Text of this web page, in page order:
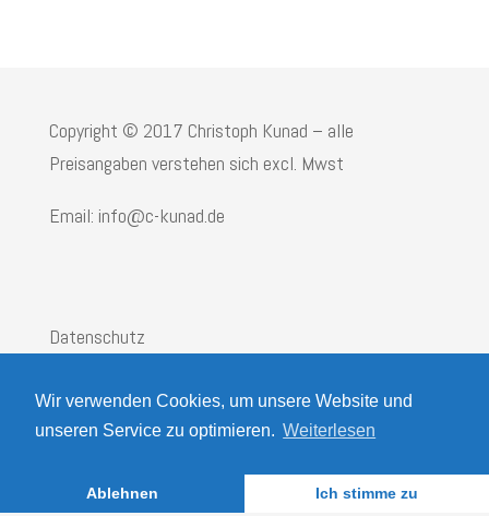
Wir verwenden Cookies, um unsere Website und
unseren Service zu optimieren. Weiterlesen
Ablehnen Ich stimme zu
Copyright © 2017 Christoph Kunad – alle
Preisangaben verstehen sich excl. Mwst
Email: info@c-kunad.de
Datenschutz
AGB